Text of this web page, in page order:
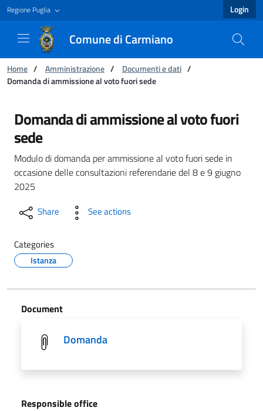
Regione Puglia Login
Comune di Carmiano
You are:
Home / Amministrazione / Documenti e dati /
Domanda di ammissione al voto fuori sede
Domanda di ammissione al voto fuori sede -
Domanda di ammissione al voto fuori
sede
Modulo di domanda per ammissione al voto fuori sede in
occasione delle consultazioni referendarie del 8 e 9 giugno
2025
Share See actions
Categories
Istanza
Document
Domanda
Responsible office